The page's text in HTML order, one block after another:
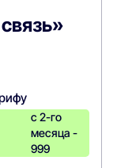
с 2-го
месяца -
999